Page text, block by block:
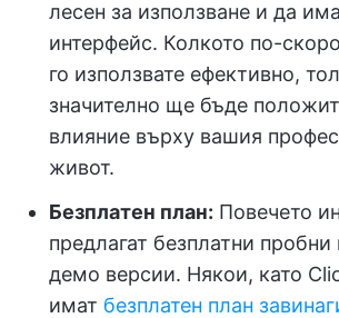
лесен за използване и да
интерфейс. Колкото по-
го използвате ефективно,
значително ще бъде
влияние върху вашия
живот.
Безплатен план: Повечето
предлагат безплатни
демо версии. Някои, като
имат безплатен план